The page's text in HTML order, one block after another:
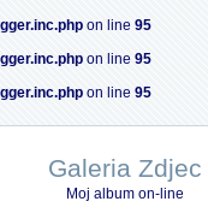
on line 95
on line 95
on line 95
Galeria Zdjec
Moj album on-line